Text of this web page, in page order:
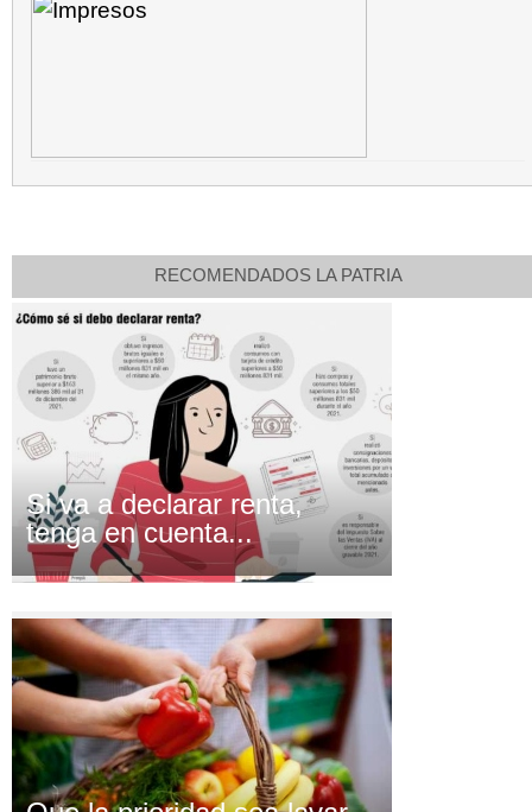
RECOMENDADOS LA PATRIA
Si va a declarar renta,
tenga en cuenta...